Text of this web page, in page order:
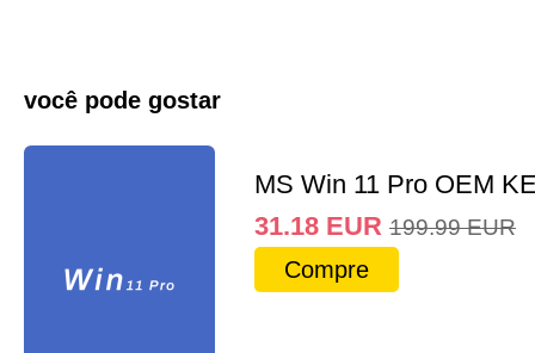
você pode gostar
MS Win 11 Pro OEM
31.18 EUR 199.99 EUR
Compre